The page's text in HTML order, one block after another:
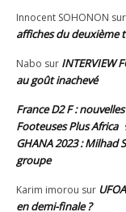
Innocent SOHONON sur
affiches du deuxième
Nabo sur INTERVIEW
au goût inachevé
France D2 F :
Footeuses Plus Africa
GHANA 2023 : Milhad
groupe
Karim imorou sur
en demi-finale ?